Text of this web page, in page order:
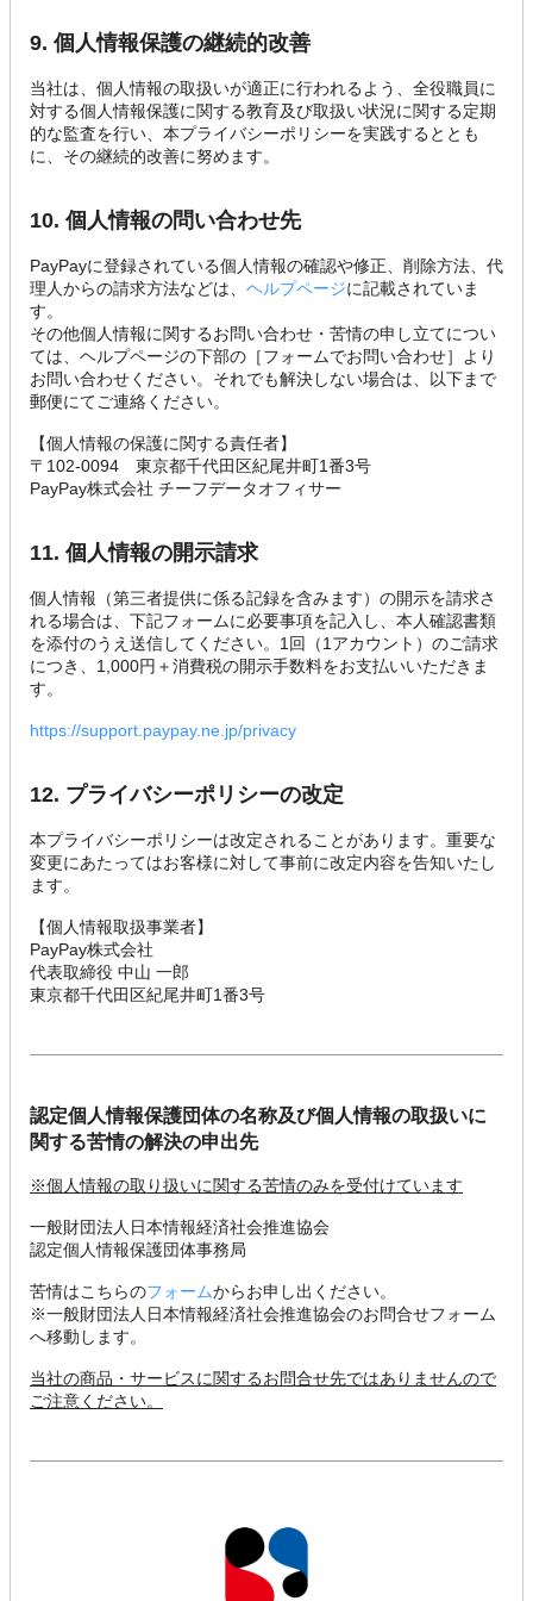
9. 個人情報保護の継続的改善
当社は、個人情報の取扱いが適正に行われるよう、全役職員に
対する個人情報保護に関する教育及び取扱い状況に関する定期
的な監査を行い、本プライバシーポリシーを実践するととも
に、その継続的改善に努めます。
10. 個人情報の問い合わせ先
PayPayに登録されている個人情報の確認や修正、削除方法、代
理人からの請求方法などは、 ヘルプページに記載されていま
す。
その他個人情報に関するお問い合わせ・苦情の申し立てについ
ては、ヘルプページの下部の［フォームでお問い合わせ］より
お問い合わせください。それでも解決しない場合は、以下まで
郵便にてご連絡ください。
【個人情報の保護に関する責任者】
〒102-0094 東京都千代田区紀尾井町1番3号
PayPay株式会社 チーフデータオフィサー
11. 個人情報の開示請求
個人情報（第三者提供に係る記録を含みます）の開示を請求さ
れる場合は、下記フォームに必要事項を記入し、本人確認書類
を添付のうえ送信してください。1回（1アカウント）のご請求
につき、1,000円＋消費税の開示手数料をお支払いいただきま
す。
https://support.paypay.ne.jp/privacy
12. プライバシーポリシーの改定
本プライバシーポリシーは改定されることがあります。重要な
変更にあたってはお客様に対して事前に改定内容を告知いたし
ます。
【個人情報取扱事業者】
PayPay株式会社
代表取締役 中山 一郎
東京都千代田区紀尾井町1番3号
認定個⼈情報保護団体の名称及び個⼈情報の取扱いに
関する苦情の解決の申出先
※個⼈情報の取り扱いに関する苦情のみを受付けています
⼀般財団法⼈⽇本情報経済社会推進協会
認定個⼈情報保護団体事務局
苦情はこちらのフォームからお申し出ください。
※⼀般財団法⼈⽇本情報経済社会推進協会のお問合せフォーム
へ移動します。
当社の商品・サービスに関するお問合せ先ではありませんので
ご注意ください。